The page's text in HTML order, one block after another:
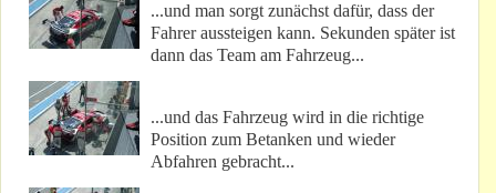
...und man sorgt zunächst dafür, dass der
Fahrer aussteigen kann. Sekunden später ist
dann das Team am Fahrzeug...
...und das Fahrzeug wird in die richtige
Position zum Betanken und wieder
Abfahren gebracht...